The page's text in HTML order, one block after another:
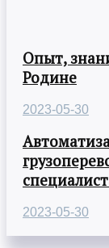
Опыт,
Родине
2023-05-30
2023-05-30